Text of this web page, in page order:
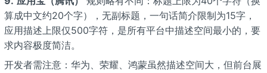
算成中文约20个字），无副标题，一句话简介限制为15字，
应用描述上限仅500字符，是所有平台中描述空间最小的，要
求内容极度简洁。
开发者需注意：华为、荣耀、鸿蒙虽然描述空间大，但前台展